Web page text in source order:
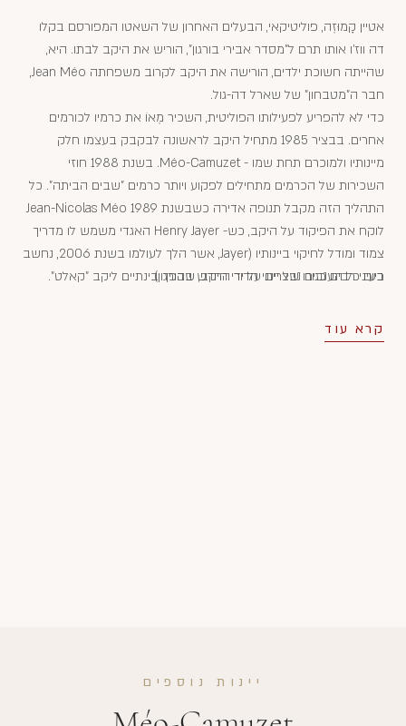
אטיין קָמוּזֶה, פוליטיקאי, הבעלים האחרון של השאטו המפורסם בקלו
דה ווז'ו אותו תרם ל"מסדר אבירי בורגון", הוריש את היקב לבתו. היא,
שהייתה חשוכת ילדים, הורישה את היקב לקרוב משפחתה Jean Méo,
חבר ה"מטבחון" של שארל דה-גול.
כדי לא להפריע לפעילותו הפוליטית, השכיר מֶאוֹ את כרמיו לכורמים
אחרים. בבציר 1985 מתחיל היקב לראשונה לבקבק בעצמו חלק
מיינותיו ולמוכרם תחת שמו - Méo-Camuzet. בשנת 1988 חוזי
השכירות של הכרמים מתחילים לפקוע ויותר כרמים "שבים הביתה". כל
התהליך הזה מקבל תנופה אדירה כשבשנת 1989 Jean-Nicolas Méo
לוקח את הפיקוד על היקב, כש- Henry Jayer האגדי משמש לו מדריך
צמוד ומודל לחיקוי ביינותיו (Jayer, אשר הלך לעולמו בשנת 2006, נחשב
בעיני רבים כגורו של יינני הדור החדש בבורגון).
כיום כל הענבים נבצרים על ידי היקב, שהפך בינתיים ליקב "קאלט".
קרא עוד
יינות נוספים